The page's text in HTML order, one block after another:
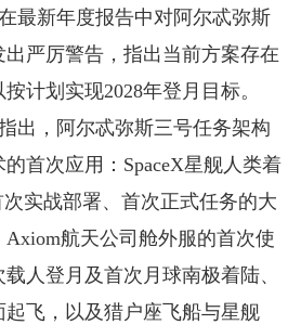
最新年度报告中对阿尔忒弥斯
严厉警告，指出当前方案存在
计划实现2028年登月目标。
出，阿尔忒弥斯三号任务架构
首次应用：SpaceX星舰人类着
实战部署、首次正式任务的大
航天公司舱外服的首次使
人登月及首次月球南极着陆、
起飞，以及猎户座飞船与星舰